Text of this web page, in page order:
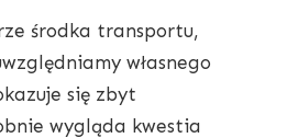
środka transportu,
własnego
się zbyt
wygląda kwestia